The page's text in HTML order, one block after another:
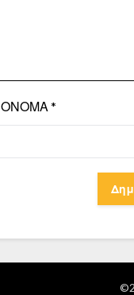
ΌΝΟΜΑ *